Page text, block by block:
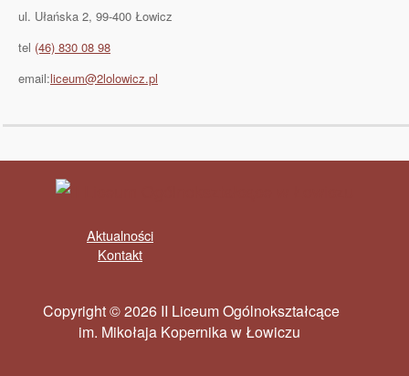
ul. Ułańska 2, 99-400 Łowicz
tel (46) 830 08 98
email:liceum@2lolowicz.pl
Aktualności
Kontakt
Copyright © 2026 II Liceum Ogólnokształcące
im. Mikołaja Kopernika w Łowiczu